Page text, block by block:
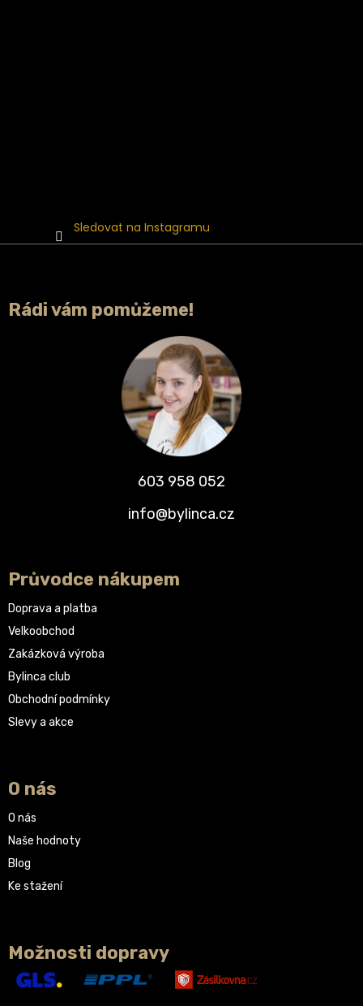
Sledovat na Instagramu
Rádi vám pomůžeme!
603 958 052
info@bylinca.cz
Průvodce nákupem
Doprava a platba
Velkoobchod
Zakázková výroba
Bylinca club
Obchodní podmínky
Slevy a akce
O nás
O nás
Naše hodnoty
Blog
Ke stažení
Možnosti dopravy